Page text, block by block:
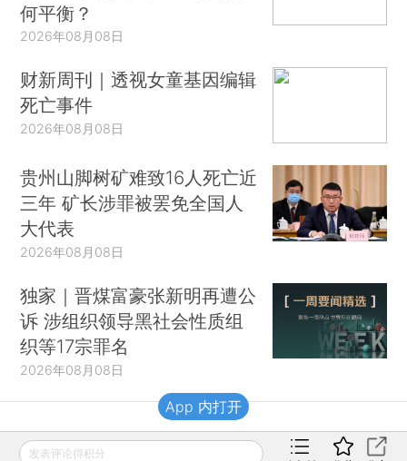
何平衡？
2026年08月08日
财新周刊｜透视女童基因编辑
死亡事件
2026年08月08日
贵州山脚树矿难致16人死亡近
三年 矿长涉罪被罢免全国人
大代表
2026年08月08日
独家｜晋煤富豪张新明再遭公
诉 涉组织领导黑社会性质组
织等17宗罪名
2026年08月08日
财新移动
发表评论得积分
App 内打开